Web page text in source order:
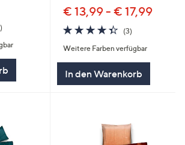
38
€ 13,99 - € 17,99
4.3
von
5
(3)3
Weitere Farben verfügbar
In den Warenkorb